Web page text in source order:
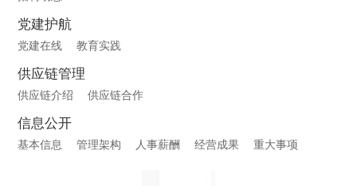
党建护航
党建在线 教育实践
供应链管理
供应链介绍 供应链合作
信息公开
基本信息 管理架构 人事薪酬 经营成果 重大事项